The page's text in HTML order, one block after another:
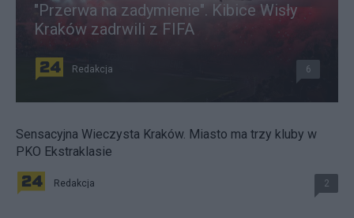
"Przerwa na zadymienie". Kibice Wisły
Kraków zadrwili z FIFA
Redakcja 6
Sensacyjna Wieczysta Kraków. Miasto ma trzy kluby w
PKO Ekstraklasie
Redakcja 2